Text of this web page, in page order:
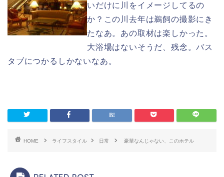
いだけに川をイメージしてるの
か？この川去年は鵜飼の撮影にき
たなあ。あの取材は楽しかった。
大浴場はないそうだ、残念。バス
タブにつかるしかないなあ。
HOME ライフスタイル 日常 豪華なんじゃない、このホテル